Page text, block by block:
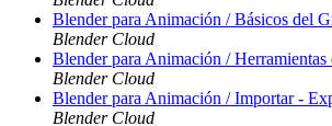
Blender para Animación / Básicos del
Blender Cloud
Blender para Animación /
Blender Cloud
Blender para Animación / Importar -
Blender Cloud